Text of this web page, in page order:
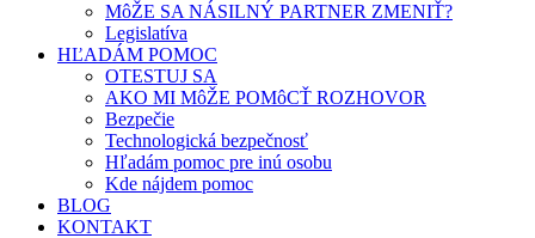
MôŽE SA NÁSILNÝ PARTNER ZMENIŤ?
Legislatíva
HĽADÁM POMOC
OTESTUJ SA
AKO MI MôŽE POMôCŤ ROZHOVOR
Bezpečie
Technologická bezpečnosť
Hľadám pomoc pre inú osobu
Kde nájdem pomoc
BLOG
KONTAKT